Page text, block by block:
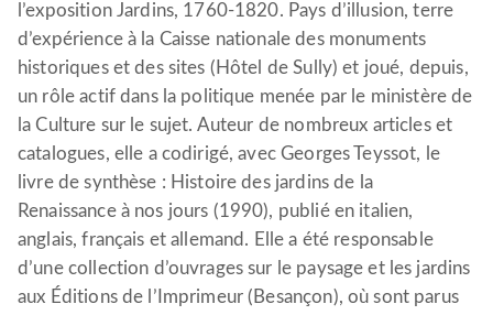
l’exposition Jardins, 1760-1820. Pays d’illusion, terre
d’expérience à la Caisse nationale des monuments
historiques et des sites (Hôtel de Sully) et joué, depuis,
un rôle actif dans la politique menée par le ministère de
la Culture sur le sujet. Auteur de nombreux articles et
catalogues, elle a codirigé, avec Georges Teyssot, le
livre de synthèse : Histoire des jardins de la
Renaissance à nos jours (1990), publié en italien,
anglais, français et allemand. Elle a été responsable
d’une collection d’ouvrages sur le paysage et les jardins
aux Éditions de l’Imprimeur (Besançon), où sont parus